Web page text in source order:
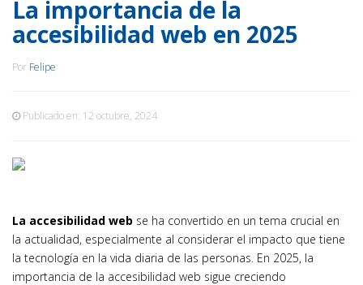
La importancia de la
accesibilidad web en 2025
Por Felipe
Publicado en: 12 octubre, 2024
La accesibilidad web se ha convertido en un tema crucial en
la actualidad, especialmente al considerar el impacto que tiene
la tecnología en la vida diaria de las personas. En 2025, la
importancia de la accesibilidad web sigue creciendo